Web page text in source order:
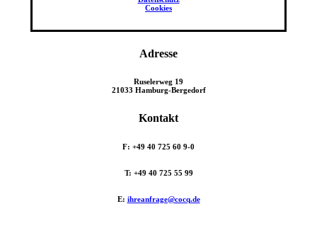
Cookies
Adresse
Ruselerweg 19
21033 Hamburg-Bergedorf
Kontakt
F: +49 40 725 60 9-0
T: +49 40 725 55 99
E: ihreanfrage@cocq.de